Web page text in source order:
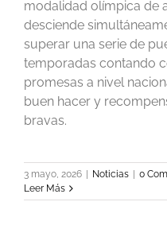
modalidad olímpica de
desciende
superar una serie de
temporadas contando
promesas a nivel
buen hacer y
bravas.
3 mayo, 2026 | Noticias | 0
Leer Más